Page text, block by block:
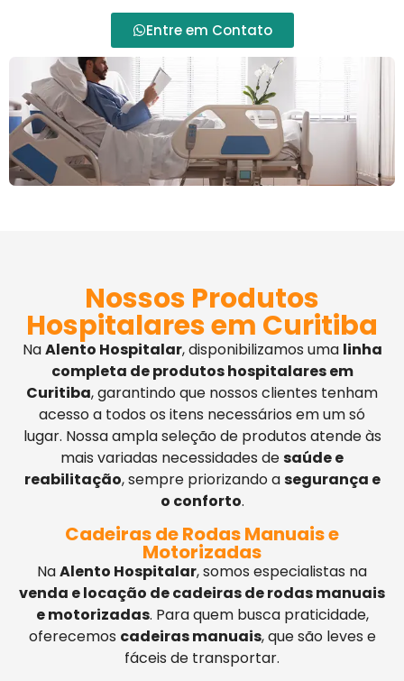
Entre em Contato
Nossos Produtos
Hospitalares em Curitiba
NaAlento Hospitalar, disponibilizamos uma linha
completa de produtos hospitalares em
Curitiba, garantindo que nossos clientes tenham
acesso a todos os itens necessários em um só
lugar. Nossa ampla seleção de produtos atende às
mais variadas necessidades desaúde e
reabilitação, sempre priorizando asegurança e
o conforto.
Cadeiras de Rodas Manuais e
Motorizadas
NaAlento Hospitalar, somos especialistas na
venda e locação de cadeiras de rodas manuais
e motorizadas. Para quem busca praticidade,
oferecemos cadeiras manuais, que são leves e
fáceis de transportar.